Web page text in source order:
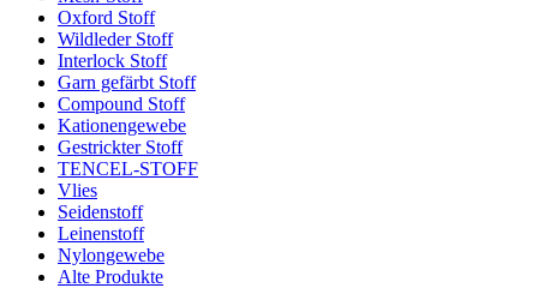
Oxford Stoff
Wildleder Stoff
Interlock Stoff
Garn gefärbt Stoff
Compound Stoff
Kationengewebe
Gestrickter Stoff
TENCEL-STOFF
Vlies
Seidenstoff
Leinenstoff
Nylongewebe
Alte Produkte